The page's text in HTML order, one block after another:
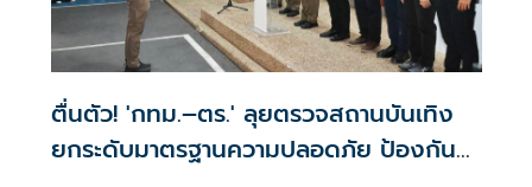
ตื่นตัว! 'กทม.–ตร.' ลุยตรวจสถานบันเทิง
ยกระดับมาตรฐานความปลอดภัย ป้องกัน